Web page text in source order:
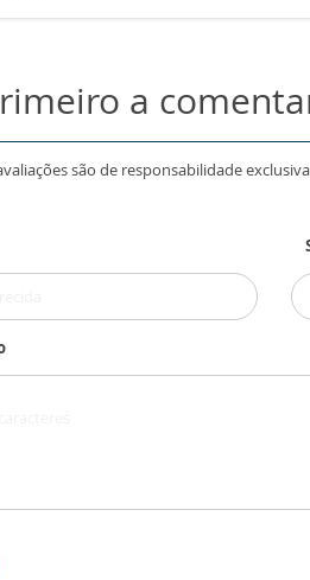
a
são de responsabilidade